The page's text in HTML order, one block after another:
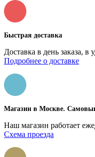
Быстрая доставка
Доставка в день заказа, в
Подробнее о доставке
Магазин в Москве.
Наш магазин работает
Схема проезда